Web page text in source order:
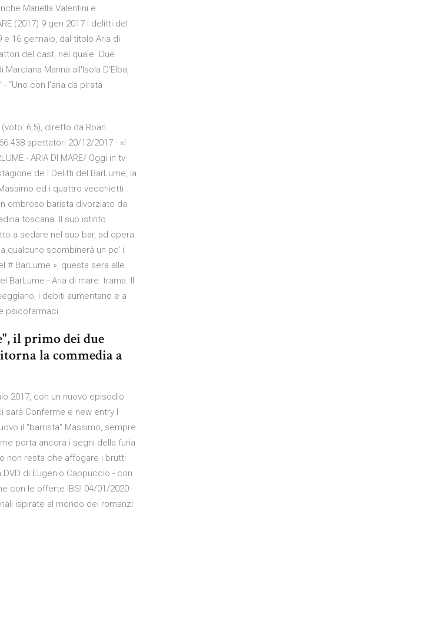
Mariella Valentini e
(2017) 9 gen 2017 I delitti del
16 gennaio, dal titolo Aria di
del cast, nel quale Due
Marina all'Isola D'Elba,
- “Uno con l'aria da pirata
6,5), diretto da Roan
spettatori 20/12/2017 · «I
- ARIA DI MARE/ Oggi in tv
de I Delitti del BarLume, la
ed i quattro vecchietti
ombroso barista divorziato da
toscana. Il suo istinto
a sedare nel suo bar, ad opera
qualcuno scombinerà un po' i
# BarLume », questa sera alle
BarLume - Aria di mare: trama. Il
i debiti aumentano e a
psicofarmaci.
il primo dei due
la commedia a
2017, con un nuovo episodio
sarà Conferme e new entry I
il "barrista" Massimo, sempre
porta ancora i segni della furia
non resta che affogare i brutti
di Eugenio Cappuccio - con
con le offerte IBS! 04/01/2020 ·
ispirate al mondo dei romanzi